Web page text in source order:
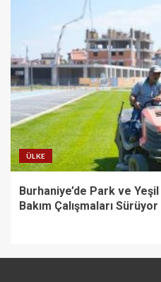
ÜLKE
Burhaniye’de Park ve
Bakım Çalışmaları Sürüyor